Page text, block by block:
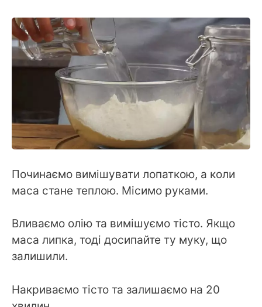
Починаємо вимішувати лопаткою, а коли
маса стане теплою. Місимо руками.
Вливаємо олію та вимішуємо тісто. Якщо
маса липка, тоді досипайте ту муку, що
залишили.
Накриваємо тісто та залишаємо на 20